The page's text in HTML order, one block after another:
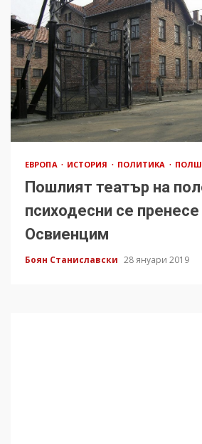
ЕВРОПА ИСТОРИЯ ПОЛИТИКА
Пошлият театър на
психодесни се
Освиенцим
Боян Станиславски 28 януари 2019